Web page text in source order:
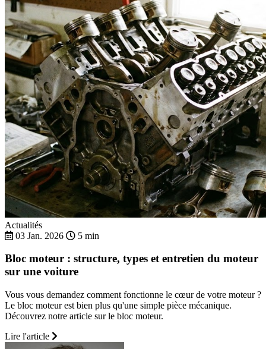
Actualités
03 Jan. 2026
5 min
Bloc moteur : structure, types et entretien du moteur
sur une voiture
Vous vous demandez comment fonctionne le cœur de votre moteur ?
Le bloc moteur est bien plus qu'une simple pièce mécanique.
Découvrez notre article sur le bloc moteur.
Lire l'article